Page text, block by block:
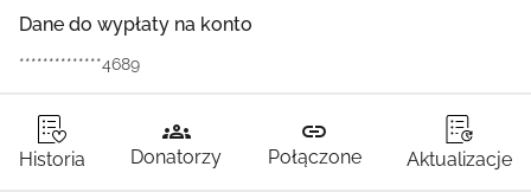
Dane do wypłaty na konto
**************4689
Historia
groups
Donatorzy
link
Połączone Aktualizacje